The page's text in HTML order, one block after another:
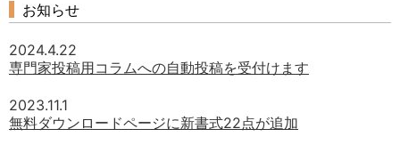
お知らせ
2024.4.22
専門家投稿用コラムへの自動投稿を受付けます
2023.11.1
無料ダウンロードページに新書式22点が追加